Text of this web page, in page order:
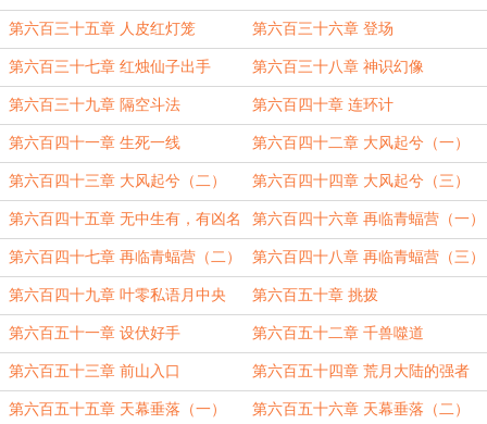
第六百三十五章 人皮红灯笼 第六百三十六章 登场
第六百三十七章 红烛仙子出手 第六百三十八章 神识幻像
第六百三十九章 隔空斗法 第六百四十章 连环计
第六百四十一章 生死一线 第六百四十二章 大风起兮（一）
第六百四十三章 大风起兮（二） 第六百四十四章 大风起兮（三）
第六百四十五章 无中生有，有凶名 第六百四十六章 再临青蝠营（一）
第六百四十七章 再临青蝠营（二） 第六百四十八章 再临青蝠营（三）
第六百四十九章 叶零私语月中央 第六百五十章 挑拨
第六百五十一章 设伏好手 第六百五十二章 千兽噬道
第六百五十三章 前山入口 第六百五十四章 荒月大陆的强者
第六百五十五章 天幕垂落（一） 第六百五十六章 天幕垂落（二）